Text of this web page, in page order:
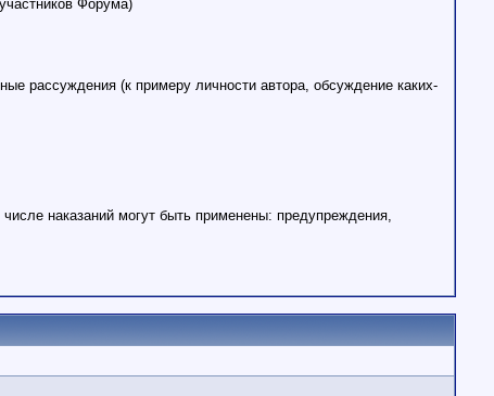
Форума)
рассуждения (к примеру личности автора, обсуждение каких-
наказаний могут быть применены: предупреждения,